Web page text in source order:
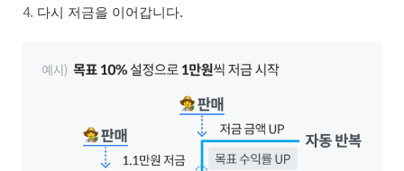
다시 저금을 이어갑니다.